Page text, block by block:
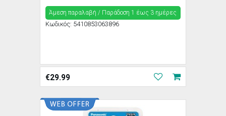
Άμεση παραλαβή / Παράδoση 1 έως 3 ημέρες
Κωδικός: 5410853063896
€29.99